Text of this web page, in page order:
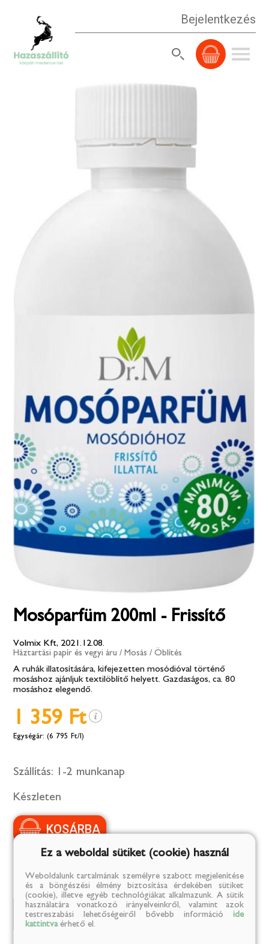
Bejelentkezés
Mosóparfüm 200ml - Frissítő
Volmix Kft, 2021.12.08.
Háztartási papír és vegyi áru / Mosás / Öblítés
A ruhák illatosítására, kifejezetten mosódióval történő
mosáshoz ajánljuk textilöblítő helyett. Gazdaságos, ca. 80
mosáshoz elegendő.
1 359 Ft
(6 795 Ft/l)
Szállítás: 1-2 munkanap
Készleten
Adatok Leírás
Ez a weboldal sütiket (cookie) használ
Weboldalunk tartalmának személyre szabott megjelenítése
és a böngészési élmény biztosítása érdekében sütiket
(cookie), illetve egyéb technológiákat alkalmazunk. A sütik
használatára vonatkozó irányelveinkről, valamint azok
testreszabási lehetőségeiről bővebb információ ide
kattintvaérhető el.